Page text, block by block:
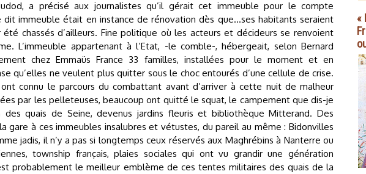
a précisé aux journalistes qu’il gérait cet immeuble pour le compte
dit immeuble était en instance de rénovation dès que...ses habitants seraient
chassés d’ailleurs. Fine politique où les acteurs et décideurs se renvoient
L’immeuble appartenant à l’Etat, -le comble-, hébergeait, selon Bernard
chez Emmaüs France 33 familles, installées pour le moment et en
qu’elles ne veulent plus quitter sous le choc entourés d’une cellule de crise.
connu le parcours du combattant avant d’arriver à cette nuit de malheur
par les pelleteuses, beaucoup ont quitté le squat, le campement que dis-je
des quais de Seine, devenus jardins fleuris et bibliothèque Mitterand. Des
gare à ces immeubles insalubres et vétustes, du pareil au même : Bidonvilles
jadis, il n’y a pas si longtemps ceux réservés aux Maghrébins à Nanterre ou
township français, plaies sociales qui ont vu grandir une génération
probablement le meilleur emblème de ces tentes militaires des quais de la
«